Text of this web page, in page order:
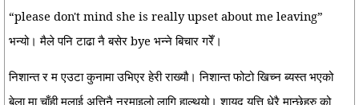
“please don't mind she is really upset about me leaving”
भन्यो। मैले पनि टाढा नै बसेर bye भन्ने बिचार गरेँ।
निशान्त र म एउटा कुनामा उभिएर हेरी राख्यौ। निशान्त फोटो खिच्न ब्यस्त भएको
बेला मा चाँही मलाई अत्तिनै नरमाइलो लागि हाल्थयो। शायद यत्ति धेरै मान्छेहरु को